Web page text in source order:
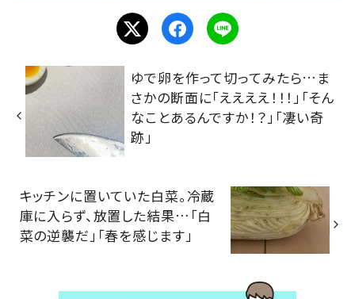
ゆで卵を作って切ってみたら…ま
さかの断面に「ええええ！！！」「そん
なことあるんですか！？」「凄い奇
跡」
キッチンに置いていた白菜。冷蔵
庫に入らず、放置した結果…「白
菜の逆襲だ」「春を感じます」